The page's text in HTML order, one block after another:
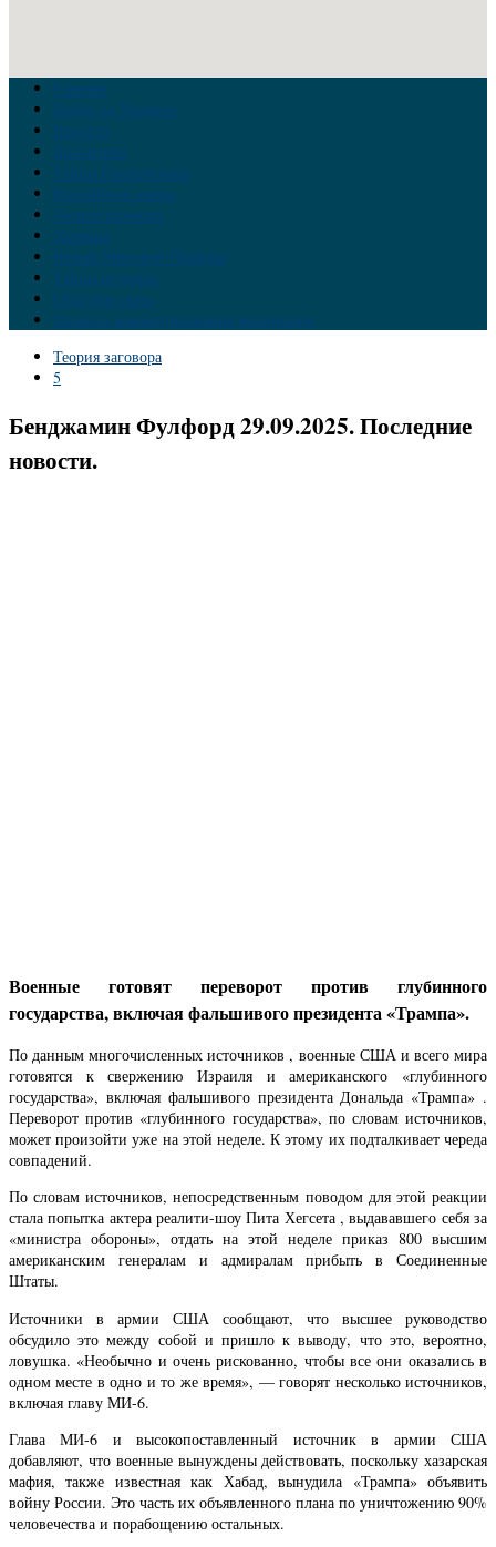
Главная
Война на Украине
Новости
Аналитика
Тайны Геополитики
Российские элиты
Теория заговора
Украина
Новый Мировой Порядок
Тайны истории
Обратная связь
Правила комментирования материалов
Теория заговора
5
Бенджамин Фулфорд 29.09.2025. Последние
новости.
Военные готовят переворот против глубинного
государства, включая фальшивого президента «Трампа».
По данным многочисленных источников , военные США и всего мира
готовятся к свержению Израиля и американского «глубинного
государства», включая фальшивого президента Дональда «Трампа» .
Переворот против «глубинного государства», по словам источников,
может произойти уже на этой неделе. К этому их подталкивает череда
совпадений.
По словам источников, непосредственным поводом для этой реакции
стала попытка актера реалити-шоу Пита Хегсета , выдававшего себя за
«министра обороны», отдать на этой неделе приказ 800 высшим
американским генералам и адмиралам прибыть в Соединенные
Штаты.
Источники в армии США сообщают, что высшее руководство
обсудило это между собой и пришло к выводу, что это, вероятно,
ловушка. «Необычно и очень рискованно, чтобы все они оказались в
одном месте в одно и то же время», — говорят несколько источников,
включая главу МИ-6.
Глава МИ-6 и высокопоставленный источник в армии США
добавляют, что военные вынуждены действовать, поскольку хазарская
мафия, также известная как Хабад, вынудила «Трампа» объявить
войну России. Это часть их объявленного плана по уничтожению 90%
человечества и порабощению остальных.